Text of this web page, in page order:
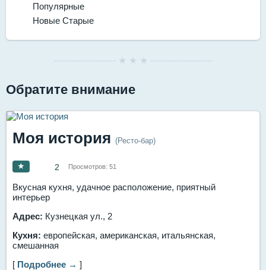
Популярные
Новые Старые
--------------------- ★ ★ ★ ---------------------
Обратите внимание
Моя история (Ресто-бар)
★ 2 Просмотров: 51
Вкусная кухня, удачное расположение, приятный
интерьер
Адрес: Кузнецкая ул., 2
Кухня: европейская, американская, итальянская,
смешанная
[ Подробнее → ]